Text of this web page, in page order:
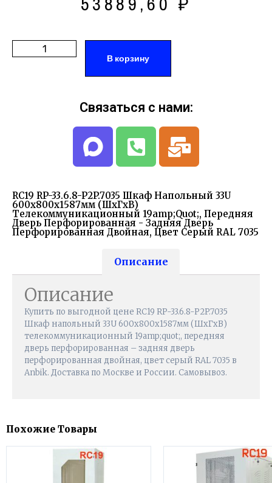
В корзину
RC19 RP-33.6.8-P2P.7035 Шкаф Напольный 33U
600x800x1587мм (ШхГхВ)
Телекоммуникационный 19amp;quot;, Передняя
Дверь Перфорированная - Задняя Дверь
Перфорированная Двойная, Цвет Серый RAL 7035
Описание
Описание
Купить по выгодной цене RC19 RP-33.6.8-P2P.7035
Шкаф напольный 33U 600x800x1587мм (ШхГхВ)
телекоммуникационный 19amp;quot;, передняя
дверь перфорированная – задняя дверь
перфорированная двойная, цвет серый RAL 7035 в
Anbik. Доставка по Москве и России. Самовывоз.
Связаться с нами:
Похожие Товары